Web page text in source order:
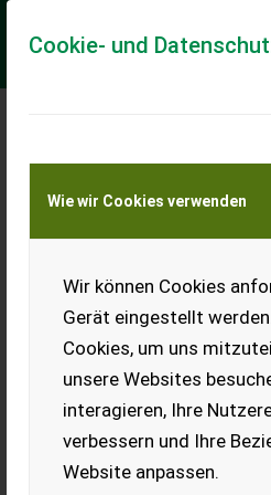
Cookie- und
Wie wir Cookies verwenden
Wir können Cookies
Gerät eingestellt
Cookies, um uns
unsere Websites
interagieren, Ihre
verbessern und Ihre
Website anpassen.
Meine
Transport von Land-
KEINE